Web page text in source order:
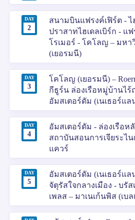
DAY
2
สนามบินแฟรงค์เฟิร์ต - ไ
ปราสาทไฮเดลเบิร์ก - แ
โรเมอร์ - โคโลญ – มห
(เยอรมนี)
DAY
3
โคโลญ (เยอรมนี) –
กีธูร์น ล่องเรือหมู่บ้านไร้
อัมสเตอร์ดัม (เนเธอร์แล
DAY
4
อัมสเตอร์ดัม - ล่องเรือห
สถาบันสอนการเจียระไ
แควร์
DAY
5
อัมสเตอร์ดัม (เนเธอร์แล
จัตุรัสใจกลางเมือง - บรั
เพลส – มาเนเก้นพิส (เบล